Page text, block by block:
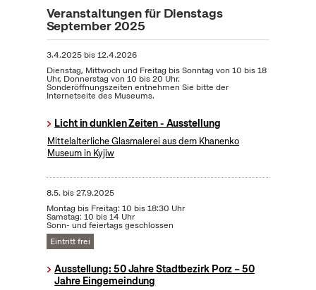
Veranstaltungen für Dienstags
September 2025
3.4.2025bis12.4.2026
Dienstag, Mittwoch und Freitag bis Sonntag von 10 bis 18
Uhr, Donnerstag von 10 bis 20 Uhr.
Sonderöffnungszeiten entnehmen Sie bitte der
Internetseite des Museums.
Licht in dunklen Zeiten - Ausstellung
Mittelalterliche Glasmalerei aus dem Khanenko
Museum in Kyjiw
8.5. bis27.9.2025
Montag bis Freitag: 10 bis 18:30 Uhr
Samstag: 10 bis 14 Uhr
Sonn- und feiertags geschlossen
Eintritt frei
Ausstellung: 50 Jahre Stadtbezirk Porz – 50
Jahre Eingemeindung